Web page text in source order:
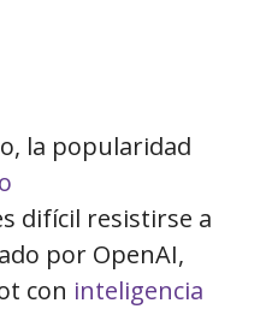
la popularidad
difícil resistirse a
por OpenAI,
con inteligencia